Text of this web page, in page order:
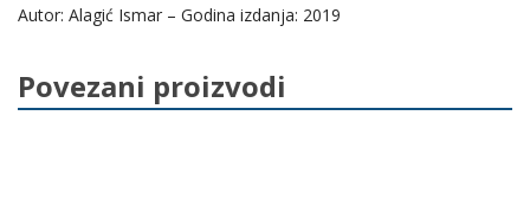
p b
o
Autor: Alagić Ismar – Godina izdanja: 2019
Povezani proizvodi